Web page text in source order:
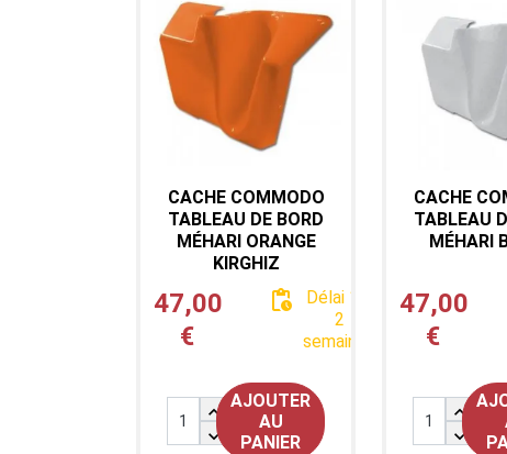
 Aperçu rapide
Ref : 11-390
CACHE COMMODO
TABLEAU DE BORD
MÉHARI ORANGE
KIRGHIZ
47,00
€

Délai 1 à
2
semaines


AJOUTER
AU
PANIER

Ref :
CACHE
TABLEAU
MÉHARI
47,00
€

